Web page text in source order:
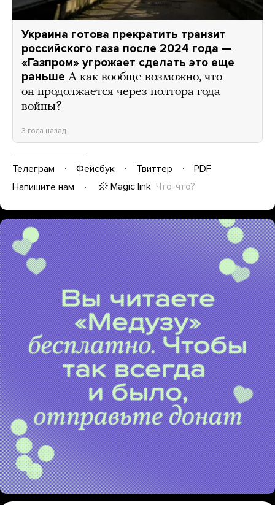
Украина готова прекратить транзит
российского газа после 2024 года —
«Газпром» угрожает сделать это еще
раньше А как вообще возможно, что
он продолжается через полтора года
войны?
3 года назад
Телеграм Фейсбук Твиттер
PDF
Напишите нам
Magic link Что-что?